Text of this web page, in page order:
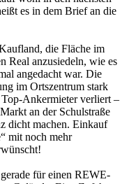
es in dem Brief an die
die Fläche im
Real anzusiedeln, wie es
angedacht war. Die
im Ortszentrum stark
Ankermieter verliert –
an der Schulstraße
dicht machen. Einkauf
mit noch mehr
für einen REWE-